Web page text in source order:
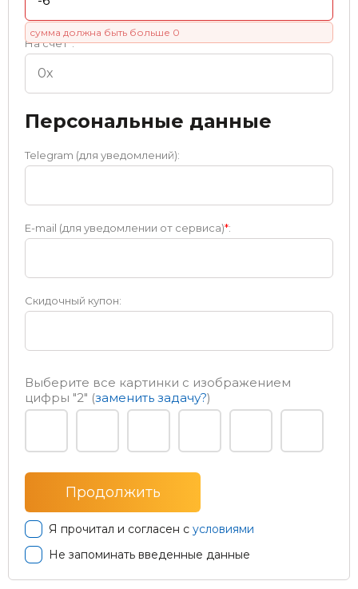
сумма должна быть больше 0
На счет*:
Персональные данные
Telegram (для уведомлений):
E-mail (для уведомлении от сервиса)*:
Скидочный купон:
Выберите все картинки с изображением
цифры "2" (заменить задачу?)
Я прочитал и согласен с условиями
Не запоминать введенные данные